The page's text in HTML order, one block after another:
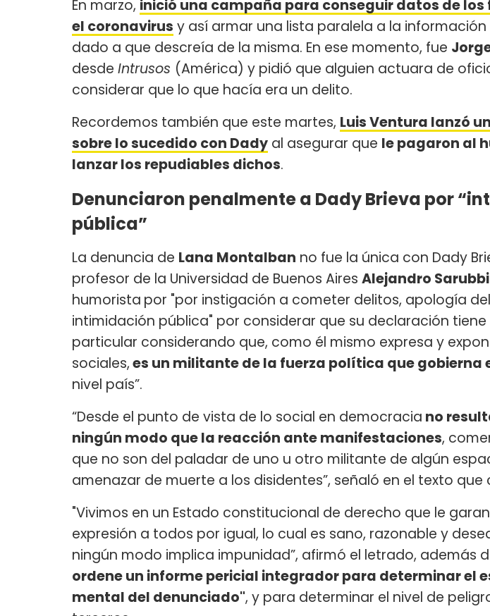
En marzo, inició una campaña para conseguir datos de
el coronavirus y así armar una lista paralela a la información
dado a que descreía de la misma. En ese momento, fue
desde Intrusos (América) y pidió que alguien actuara de
considerar que lo que hacía era un delito.
Recordemos también que este martes, Luis Ventura lanzó
sobre lo sucedido con Dady al asegurar que le pagaron al
lanzar los repudiables dichos.
Denunciaron penalmente a Dady Brieva por
pública”
La denuncia de Lana Montalban no fue la única con Dady
profesor de la Universidad de Buenos Aires Alejandro
humorista por "por instigación a cometer delitos, apología
intimidación pública" por considerar que su declaración
particular considerando que, como él mismo expresa y
sociales,es un militante de la fuerza política que gobierna
nivel país”.
“Desde el punto de vista de lo social en democracia no
ningún modo que la reacción ante manifestaciones,
que no son del paladar de uno u otro militante de algún
amenazar de muerte a los disidentes”, señaló en el texto
"Vivimos en un Estado constitucional de derecho que le
expresión a todos por igual, lo cual es sano, razonable y
ningún modo implica impunidad”, afirmó el letrado, además
ordene un informe pericial integrador para determinar el
mental del denunciado", y para determinar el nivel de